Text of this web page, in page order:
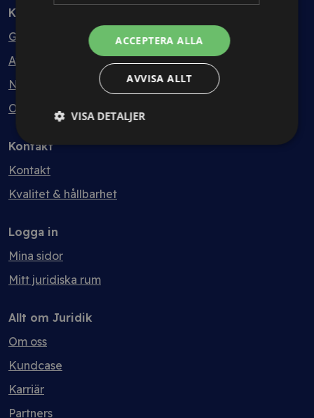
Kunskapsbank
Guider
Avtalsmallar
Nyheter
Ordlista
Kontakt
Kontakt
Kvalitet & hållbarhet
Logga in
Mina sidor
Mitt juridiska rum
Allt om Juridik
Om oss
Kundcase
Karriär
Partners
ACCEPTERA ALLA
AVVISA ALLT
VISA DETALJER